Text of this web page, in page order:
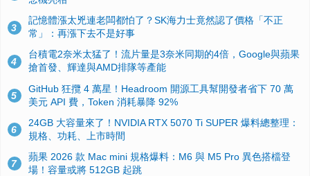
3
記憶體漲太兇連老闆都怕了？SK海力士竟然認了價格「不正
常」：再漲下去不是好事
4
台積電2奈米太猛了！流片量是3奈米同期的4倍，Google與蘋果
搶首發、輝達與AMD排隊等產能
5
GitHub 狂攬 4 萬星！Headroom 開源工具幫開發者省下 70 萬
美元 API 費，Token 消耗暴降 92%
6
24GB 大容量來了！NVIDIA RTX 5070 Ti SUPER 爆料總整理：
規格、功耗、上市時間
7
蘋果 2026 款 Mac mini 規格爆料：M6 與 M5 Pro 異色搭檔登
場！容量或將 512GB 起跳